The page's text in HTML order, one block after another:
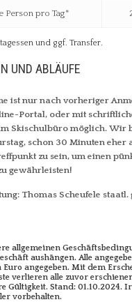
Person pro Tag*
und ggf. Transfer.
UND ABLÄUFE
ist nur nach vorheriger
Portal, oder mit
Skischulbüro möglich. Wir
schon 30 Minuten eher
zu sein, um einen
gewährleisten!
Thomas Scheufele staatl.
allgemeinen
aushängen. Alle
angegeben. Mit dem
verlieren alle zuvor
Gültigkeit. Stand: 01.10.2024.
vorbehalten.